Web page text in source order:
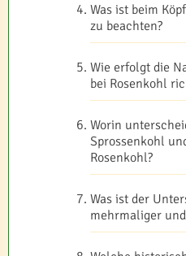
Was ist beim
zu beachten?
Wie erfolgt die
bei Rosenkohl
Worin
Sprossenkohl
Rosenkohl?
Was ist der
mehrmaliger